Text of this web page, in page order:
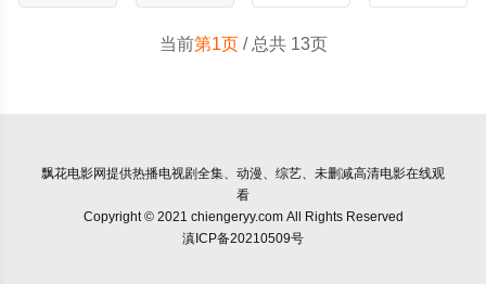
当前第1页/ 总共 13页
飘花电影网提供热播电视剧全集、动漫、综艺、未删减高清电影在线观
看
Copyright © 2021 chiengeryy.com All Rights Reserved
滇ICP备20210509号